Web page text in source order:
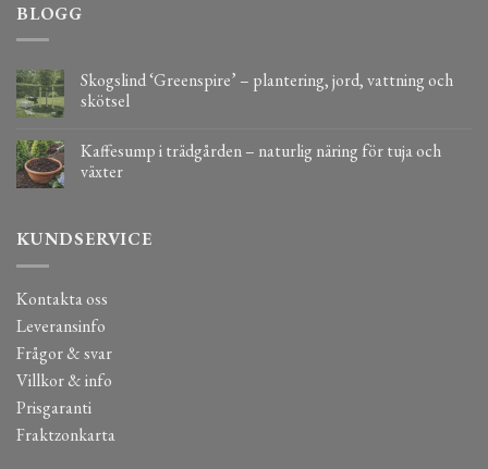
BLOGG
Skogslind ‘Greenspire’ – plantering, jord, vattning och
skötsel
Kaffesump i trädgården – naturlig näring för tuja och
växter
KUNDSERVICE
Kontakta oss
Leveransinfo
Frågor & svar
Villkor & info
Prisgaranti
Fraktzonkarta